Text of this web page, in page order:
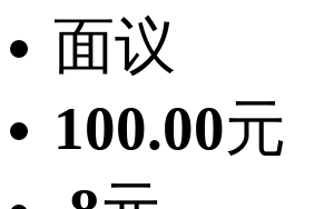
面议
100.00元